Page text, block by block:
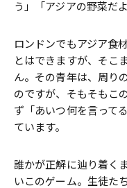
う」「アジアの野菜だよ
ロンドンでもアジア食
とはできますが、そこ
ん。その青年は、周り
のですが、そもそもこ
ず「あいつ何を言って
ています。
誰かが正解に辿り着く
いこのゲーム。生徒た